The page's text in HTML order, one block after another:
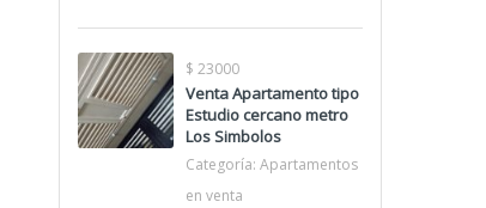
$ 23000
Venta Apartamento tipo
Estudio cercano metro
Los Simbolos
Categoría: Apartamentos
en venta